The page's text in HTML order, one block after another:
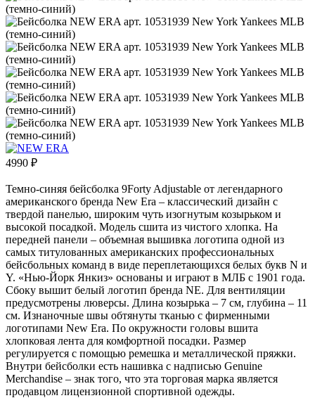
4990 ₽
Темно-синяя бейсболка 9Forty Adjustable от легендарного
американского бренда New Era – классический дизайн с
твердой панелью, широким чуть изогнутым козырьком и
высокой посадкой. Модель сшита из чистого хлопка. На
передней панели – объемная вышивка логотипа одной из
самых титулованных американских профессиональных
бейсбольных команд в виде переплетающихся белых букв N и
Y. «Нью-Йорк Янкиз» основаны и играют в МЛБ с 1901 года.
Сбоку вышит белый логотип бренда NE. Для вентиляции
предусмотрены люверсы. Длина козырька – 7 см, глубина – 11
см. Изнаночные швы обтянуты тканью с фирменными
логотипами New Era. По окружности головы вшита
хлопковая лента для комфортной посадки. Размер
регулируется с помощью ремешка и металлической пряжки.
Внутри бейсболки есть нашивка с надписью Genuine
Merchandise – знак того, что эта торговая марка является
продавцом лицензионной спортивной одежды.